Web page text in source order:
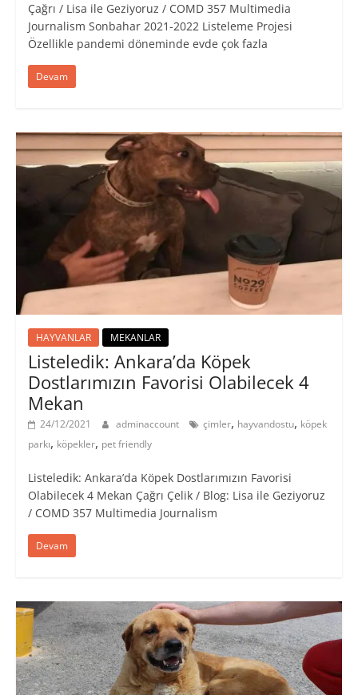
Çağrı / Lisa ile Geziyoruz / COMD 357 Multimedia
Journalism Sonbahar 2021-2022 Listeleme Projesi
Özellikle pandemi döneminde evde çok fazla
Devam
HAYVANLAR MEKANLAR
Listeledik: Ankara’da Köpek
Dostlarımızın Favorisi Olabilecek 4
Mekan
24/12/2021 adminaccount çimler, hayvandostu, köpek
parkı, köpekler, pet friendly
Listeledik: Ankara’da Köpek Dostlarımızın Favorisi
Olabilecek 4 Mekan Çağrı Çelik / Blog: Lisa ile Geziyoruz
/ COMD 357 Multimedia Journalism
Devam